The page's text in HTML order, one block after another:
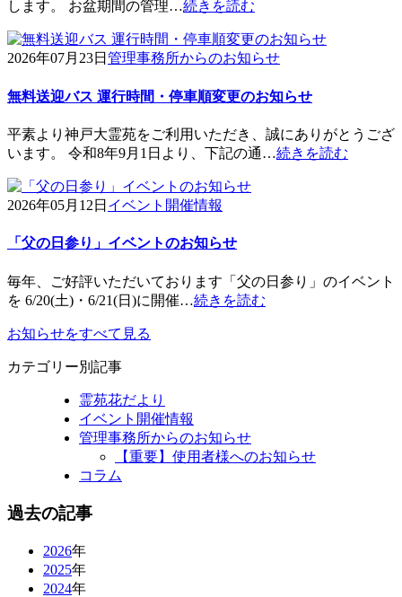
します。 お盆期間の管理…続きを読む
2026年07月23日 管理事務所からのお知らせ
無料送迎バス 運行時間・停車順変更のお知らせ
平素より神戸大霊苑をご利用いただき、誠にありがとうござ
います。 令和8年9月1日より、下記の通…続きを読む
2026年05月12日 イベント開催情報
「父の日参り」イベントのお知らせ
毎年、ご好評いただいております「父の日参り」のイベント
を 6/20(土)・6/21(日)に開催…続きを読む
お知らせをすべて見る
カテゴリー別記事
霊苑花だより
イベント開催情報
管理事務所からのお知らせ
【重要】使用者様へのお知らせ
コラム
過去の記事
2026年
2025年
2024年